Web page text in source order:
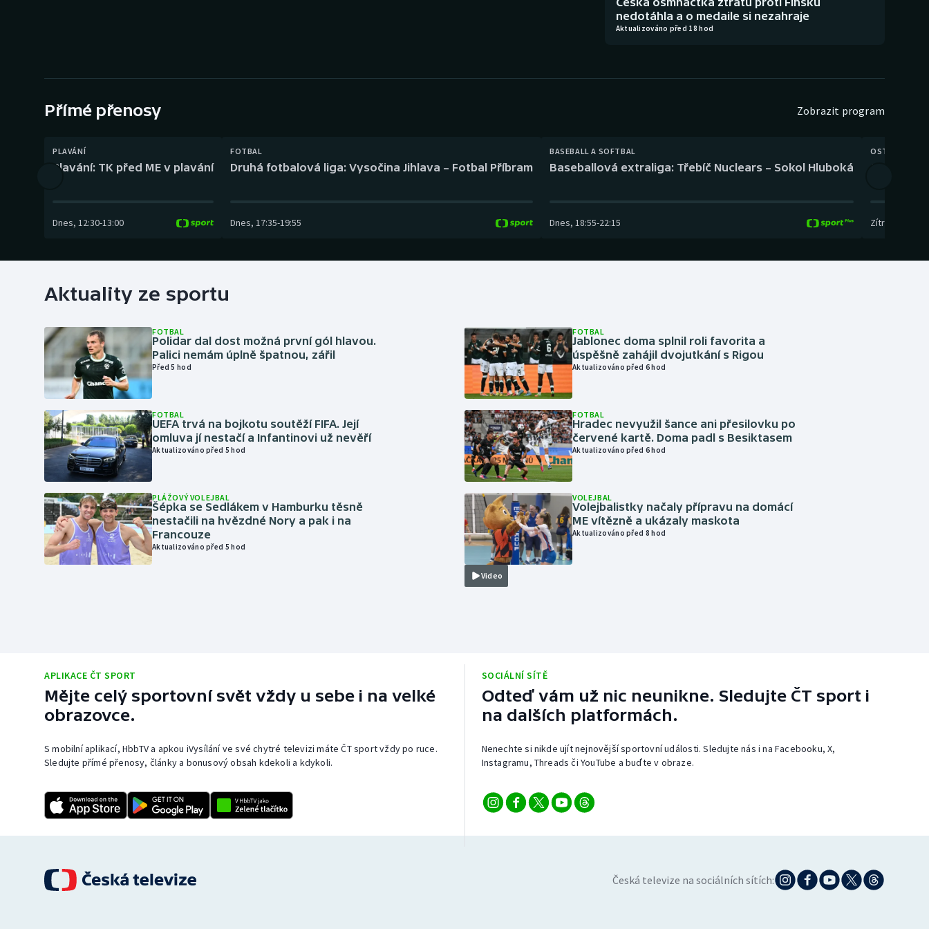
Gymnastika Plážový volejbal
nedotáhla a o medaile si nezahraje
Aktualizováno před 18 hod
Přímé přenosy Zobrazit program
PLAVÁNÍ
Plavání: TK před ME v plavání
Dnes, 12:30-13:00
FOTBAL
Druhá fotbalová liga: Vysočina Jihlava – Fotbal Příbram
Dnes, 17:35-19:55
BASEBALL A SOFTBAL
Baseballová extraliga: Třebíč Nuclears – Sokol Hluboká
Dnes, 18:55-22:15
OSTATNÍ
Zítra
Aktuality ze sportu
FOTBAL
Polidar dal dost možná první gól hlavou.
Palici nemám úplně špatnou, zářil
Před 5 hod
FOTBAL
UEFA trvá na bojkotu soutěží FIFA. Její
omluva jí nestačí a Infantinovi už nevěří
Aktualizováno před 5 hod
PLÁŽOVÝ VOLEJBAL
Šépka se Sedlákem v Hamburku těsně
nestačili na hvězdné Nory a pak i na
Francouze
Aktualizováno před 5 hod
FOTBAL
Jablonec doma splnil roli favorita a
úspěšně zahájil dvojutkání s Rigou
Aktualizováno před 6 hod
FOTBAL
Hradec nevyužil šance ani přesilovku po
červené kartě. Doma padl s Besiktasem
Aktualizováno před 6 hod
Video
VOLEJBAL
Volejbalistky načaly přípravu na domácí
ME vítězně a ukázaly maskota
Aktualizováno před 8 hod
APLIKACE ČT SPORT
Mějte celý sportovní svět vždy u sebe i na velké
obrazovce.
S mobilní aplikací, HbbTV a apkou iVysílání ve své chytré televizi máte ČT sport vždy po ruce.
Sledujte přímé přenosy, články a bonusový obsah kdekoli a kdykoli.
SOCIÁLNÍ SÍTĚ
Odteď vám už nic neunikne. Sledujte ČT sport i
na dalších platformách.
Nenechte si nikde ujít nejnovější sportovní události. Sledujte nás i na Facebooku, X,
Instagramu, Threads či YouTube a buďte v obraze.
Česká televize na sociálních sítích: